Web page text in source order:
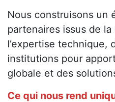
Nous construisons un
partenaires issus de
l’expertise technique,
institutions pour
globale et des
Ce qui nous rend